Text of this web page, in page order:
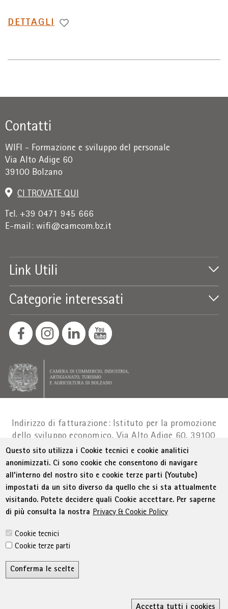
PASSA
DETTAGLI
Contatti
WIFI - Formazione e sviluppo del personale
Via Alto Adige 60
39100 Bolzano
CI TROVATE QUI
Tel. +39 0471 945 666
E-mail: wifi@camcom.bz.it
Link Utili
Categorie interessati
Indirizzo di fatturazione: Istituto per la promozione
dello sviluppo economico, Via Alto Adige 60, 39100
BolzanoPart. IVA 01716880214|administration-
as@bz.legalmail.camcom.it
Menu Footer
© WIFI Colophon Privacy
Condizioni generali
Dichiarazione sull'accessibilità
Sitemap
Amministrazione trasparente
Cookie Policy
Questo sito utilizza i Cookie tecnici e cookie analitici
anonimizzati. Ci sono cookie che consentono di navigare
all’interno del nostro sito e cookie terze parti (Youtube)
impostati da un sito diverso da quello che si sta attualmente
visitando. Potete decidere quali Cookie accettare. Per saperne
di più consulta la nostra Privacy & Cookie Policy
Cookie tecnici
Cookie terze parti
Conferma le scelte